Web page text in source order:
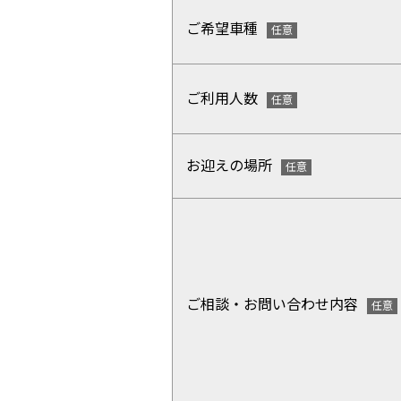
ご希望車種
ご利用人数
お迎えの場所
ご相談・お問い合わせ内容